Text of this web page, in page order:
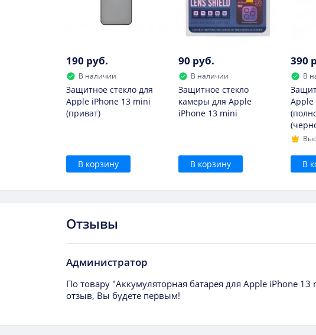
190 руб.
В наличии
Защитное стекло для
Apple iPhone 13 mini
(приват)
В корзину
90 руб.
В наличии
Защитное стекло
камеры для Apple
iPhone 13 mini
В корзину
390
В
Apple
В
Отзывы
Администратор
По товару "Аккумуляторная батарея для Apple iPhone
отзыв, Вы будете первым!